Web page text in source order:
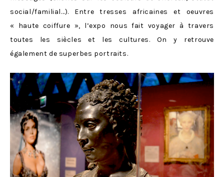
social/familial…). Entre tresses africaines et oeuvres
« haute coiffure », l’expo nous fait voyager à travers
toutes les siècles et les cultures. On y retrouve
également de superbes portraits.